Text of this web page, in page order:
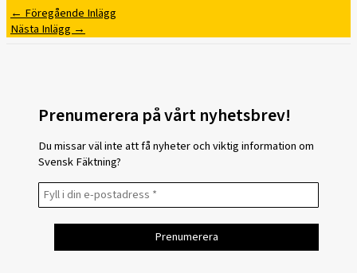
← Föregående Inlägg
Nästa Inlägg →
Prenumerera på vårt nyhetsbrev!
Du missar väl inte att få nyheter och viktig information om
Svensk Fäktning?